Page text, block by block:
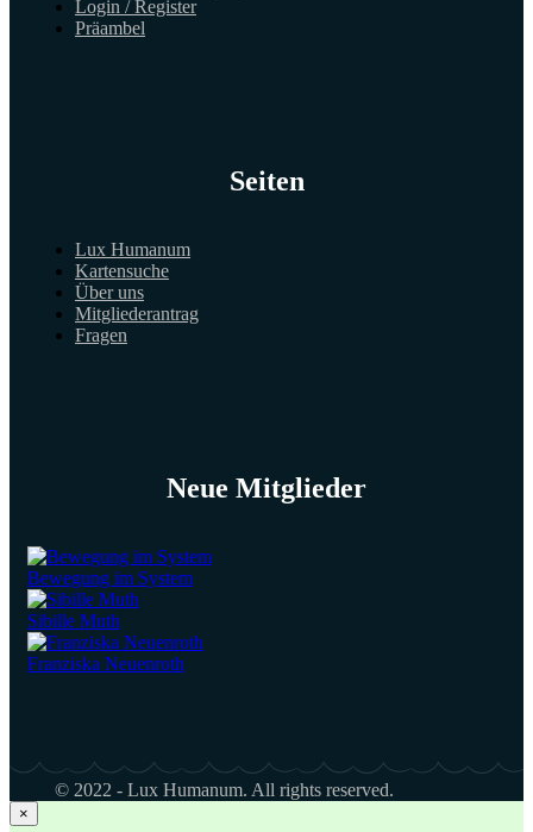
Login / Register
Präambel
Seiten
Lux Humanum
Kartensuche
Über uns
Mitgliederantrag
Fragen
Neue Mitglieder
Bewegung im System
Sibille Muth
Franziska Neuenroth
© 2022 - Lux Humanum. All rights reserved.
×